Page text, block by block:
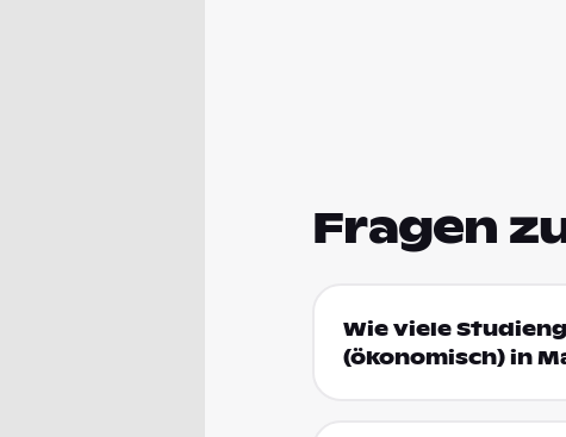
Fragen
Wie viele
(ökonomisch) in